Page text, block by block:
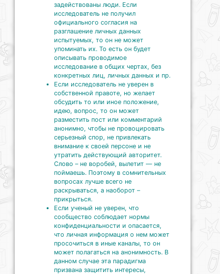
задействованы люди. Если
исследователь не получил
официального согласия на
разглашение личных данных
испытуемых, то он не может
упоминать их. То есть он будет
описывать проводимое
исследование в общих чертах, без
конкретных лиц, личных данных и пр.
Если исследователь не уверен в
собственной правоте, но желает
обсудить то или иное положение,
идею, вопрос, то он может
разместить пост или комментарий
анонимно, чтобы не провоцировать
серьезный спор, не привлекать
внимание к своей персоне и не
утратить действующий авторитет.
Слово – не воробей, вылетит — не
поймаешь. Поэтому в сомнительных
вопросах лучше всего не
раскрываться, а наоборот –
прикрыться.
Если ученый не уверен, что
сообщество соблюдает нормы
конфиденциальности и опасается,
что личная информация о нем может
просочиться в иные каналы, то он
может полагаться на анонимность. В
данном случае эта парадигма
призвана защитить интересы,